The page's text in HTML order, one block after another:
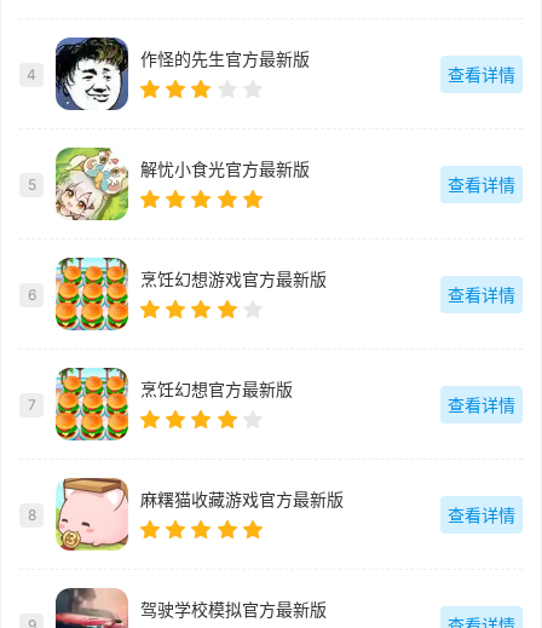
4
作怪的先生官方最新版
查看详情
5
解忧小食光官方最新版
查看详情
6
烹饪幻想游戏官方最新版
查看详情
7
烹饪幻想官方最新版
查看详情
8
麻糬猫收藏游戏官方最新版
查看详情
驾驶学校模拟官方最新版